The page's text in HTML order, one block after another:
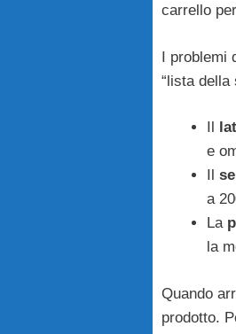
carrello
I problemi
“lista della
e
a
La
la
Quando
prodotto.